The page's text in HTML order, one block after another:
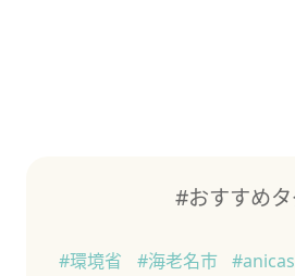
#おすすめ
#環境省 #海老名市 #anicas